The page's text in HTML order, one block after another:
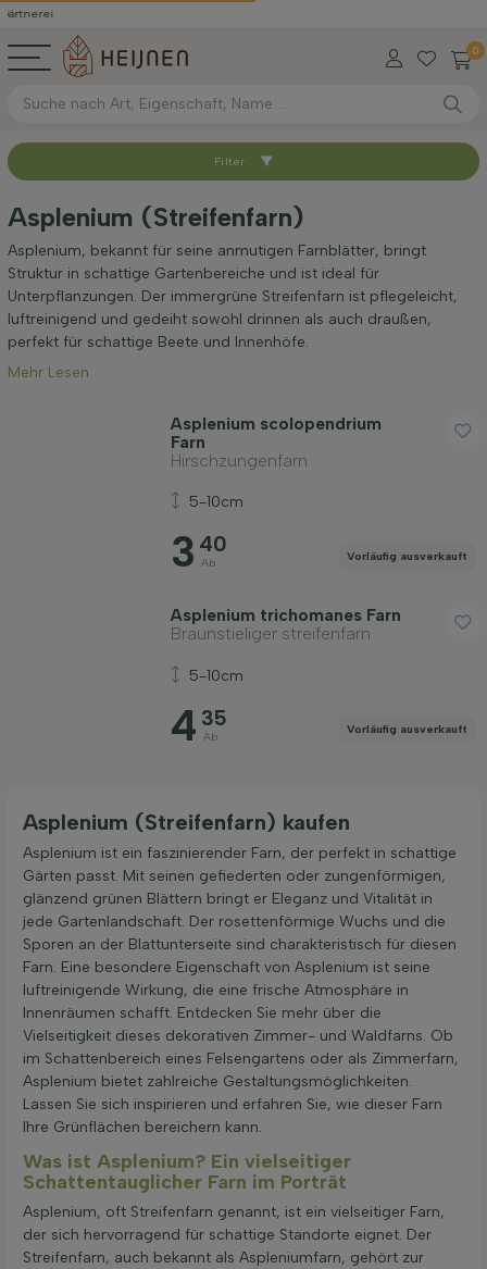
0
Sortieren nach
Maximale Höhe (cm)
Standort
Wuchsform
Widerstandsfähigkeit
Filter anwenden
Filter
Asplenium (Streifenfarn)
Asplenium, bekannt für seine anmutigen Farnblätter, bringt
Struktur in schattige Gartenbereiche und ist ideal für
Unterpflanzungen. Der immergrüne Streifenfarn ist pflegeleicht,
luftreinigend und gedeiht sowohl drinnen als auch draußen,
perfekt für schattige Beete und Innenhöfe.
Mehr Lesen
Asplenium scolopendrium
Farn
Hirschzungenfarn
5-10cm
3 40
Ab
Vorläufig ausverkauft
Asplenium trichomanes Farn
Braunstieliger streifenfarn
5-10cm
4 35
Ab
Vorläufig ausverkauft
Asplenium (Streifenfarn) kaufen
Asplenium ist ein faszinierender Farn, der perfekt in schattige
Gärten passt. Mit seinen gefiederten oder zungenförmigen,
glänzend grünen Blättern bringt er Eleganz und Vitalität in
jede Gartenlandschaft. Der rosettenförmige Wuchs und die
Sporen an der Blattunterseite sind charakteristisch für diesen
Farn. Eine besondere Eigenschaft von Asplenium ist seine
luftreinigende Wirkung, die eine frische Atmosphäre in
Innenräumen schafft. Entdecken Sie mehr über die
Vielseitigkeit dieses dekorativen Zimmer- und Waldfarns. Ob
im Schattenbereich eines Felsengartens oder als Zimmerfarn,
Asplenium bietet zahlreiche Gestaltungsmöglichkeiten.
Lassen Sie sich inspirieren und erfahren Sie, wie dieser Farn
Ihre Grünflächen bereichern kann.
Was ist Asplenium? Ein vielseitiger
Schattentauglicher Farn im Porträt
Asplenium, oft Streifenfarn genannt, ist ein vielseitiger Farn,
der sich hervorragend für schattige Standorte eignet. Der
Streifenfarn, auch bekannt als Aspleniumfarn, gehört zur